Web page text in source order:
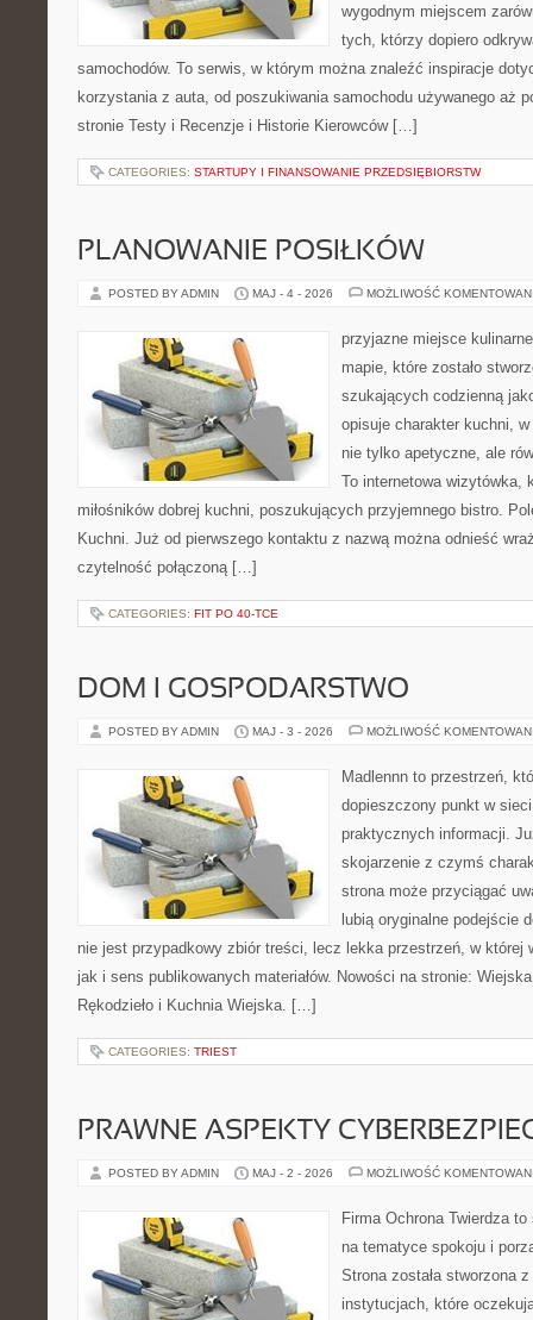
wygodnym miejscem
tych, którzy dopiero
samochodów. To serwis, w którym można znaleźć inspiracje
korzystania z auta, od poszukiwania samochodu używanego aż
stronie Testy i Recenzje i Historie Kierowców […]
CATEGORIES: STARTUPY I FINANSOWANIE PRZEDSIĘBIORSTW
PLANOWANIE POSIŁKÓW
POSTED BY ADMIN MAJ - 4 - 2026 MOŻLIWOŚĆ
przyjazne miejsce
mapie, które zostało
szukających codzienną
opisuje charakter kuchni,
nie tylko apetyczne, ale
To internetowa wizytówka,
miłośników dobrej kuchni, poszukujących przyjemnego bistro.
Kuchni. Już od pierwszego kontaktu z nazwą można odnieść
czytelność połączoną […]
CATEGORIES: FIT PO 40-TCE
DOM I GOSPODARSTWO
POSTED BY ADMIN MAJ - 3 - 2026 MOŻLIWOŚĆ
Madlennn to przestrzeń,
dopieszczony punkt w
praktycznych informacji.
skojarzenie z czymś
strona może przyciągać
lubią oryginalne podejście
nie jest przypadkowy zbiór treści, lecz lekka przestrzeń, w której
jak i sens publikowanych materiałów. Nowości na stronie:
Rękodzieło i Kuchnia Wiejska. […]
CATEGORIES: TRIEST
PRAWNE ASPEKTY
POSTED BY ADMIN MAJ - 2 - 2026 MOŻLIWOŚĆ
Firma Ochrona Twierdza
na tematyce spokoju i
Strona została stworzona
instytucjach, które